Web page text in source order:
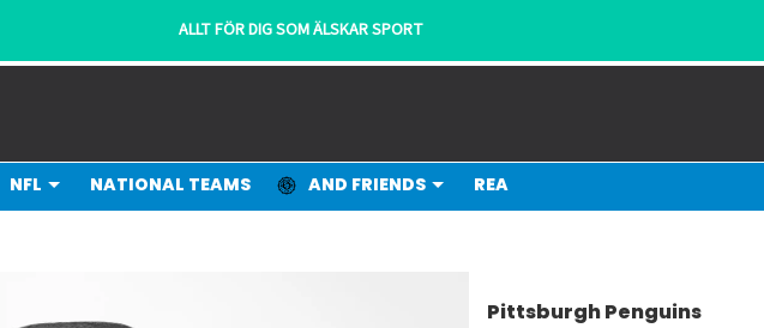
ALLT FÖR DIG SOM ÄLSKAR SPORT
NFL NATIONAL TEAMS AND FRIENDS REA
Pittsburgh Penguins